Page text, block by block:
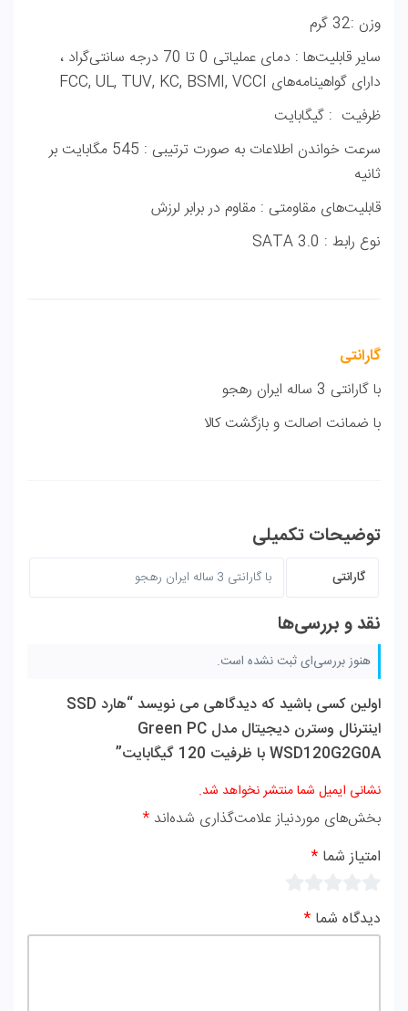
وزن :32 گرم
سایر قابلیت‌ها : دمای عملیاتی 0 تا 70 درجه سانتی‌گراد ،
دارای گواهینامه‌های FCC, UL, TUV, KC, BSMI, VCCI
ظرفیت : گیگابایت
سرعت خواندن اطلاعات به صورت ترتیبی : 545 مگابایت بر
ثانیه
قابلیت‌های مقاومتی : مقاوم در برابر لرزش
نوع رابط : SATA 3.0
گارانتی
با گارانتی 3 ساله ایران رهجو
با ضمانت اصالت و بازگشت کالا
توضیحات تکمیلی
گارانتی با گارانتی 3 ساله ایران رهجو
نقد و بررسی‌ها
هنوز بررسی‌ای ثبت نشده است.
اولین کسی باشید که دیدگاهی می نویسد “هارد SSD
اینترنال وسترن دیجیتال مدل Green PC
WSD120G2G0A با ظرفیت 120 گیگابایت”
نشانی ایمیل شما منتشر نخواهد شد.
بخش‌های موردنیاز علامت‌گذاری شده‌اند *
امتیاز شما *
دیدگاه شما *